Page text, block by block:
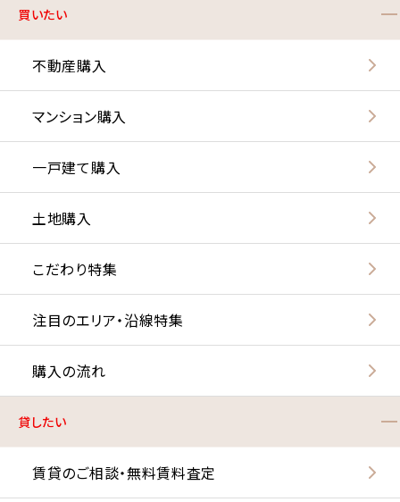
買いたい
不動産購入
マンション購入
一戸建て購入
土地購入
こだわり特集
注目のエリア・沿線特集
購入の流れ
貸したい
賃貸のご相談・無料賃料査定